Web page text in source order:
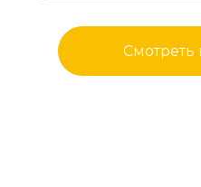
Смотреть